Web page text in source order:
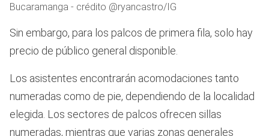
Bucaramanga - crédito @ryancastro/IG
Sin embargo, para los palcos de primera fila, solo hay
precio de público general disponible.
Los asistentes encontrarán acomodaciones tanto
numeradas como de pie, dependiendo de la localidad
elegida. Los sectores de palcos ofrecen sillas
numeradas, mientras que varias zonas generales